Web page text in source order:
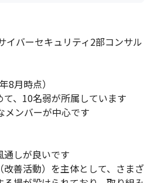
リティシステムを支えるポジション
バーセキュリティ2部コンサル
8月時点）
て、10名弱が所属しています
メンバーが中心です
通しが良いです
改善活動）を主体として、さまざ